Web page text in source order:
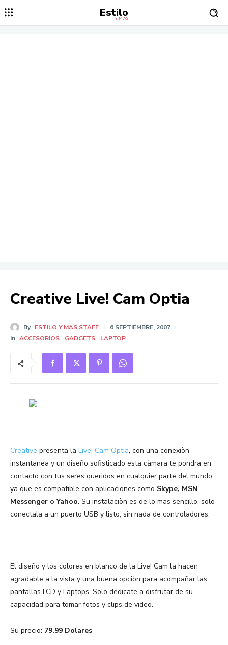
Estilo
Y MÁS
Creative Live! Cam Optia
By ESTILO Y MAS STAFF
6 SEPTIEMBRE, 2007
In ACCESORIOS GADGETS LAPTOP
Creative presenta la Live! Cam Optia, con una conexiòn
instantanea y un diseño sofisticado esta càmara te pondra en
contacto con tus seres queridos en cualquier parte del mundo,
ya que es compatible con aplicaciones como Skype, MSN
Messenger o Yahoo. Su instalaciòn es de lo mas sencillo, solo
conectala a un puerto USB y listo, sin nada de controladores.
El diseño y los colores en blanco de la Live! Cam la hacen
agradable a la vista y una buena opciòn para acompañar las
pantallas LCD y Laptops. Solo dedicate a disfrutar de su
capacidad para tomar fotos y clips de video.
Su precio: 79.99 Dolares